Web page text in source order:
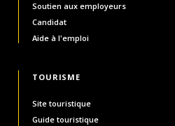
Soutien aux employeurs
Candidat
Aide à l'emploi
TOURISME
Site touristique
Guide touristique